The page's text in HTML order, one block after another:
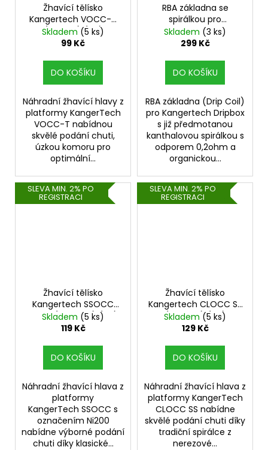
Žhavící tělísko
Kangertech VOCC-T
(1,8ohm) (1ks)
Skladem (5 ks)
99 Kč
DO KOŠÍKU
Náhradní žhavící hlavy z
platformy KangerTech
VOCC-T nabídnou
skvělé podání chuti,
úzkou komoru pro
optimální...
RBA základna se
spirálkou pro
Kangertech Dripbox
(0,2ohm) (3ks)
Skladem (3 ks)
299 Kč
DO KOŠÍKU
RBA základna (Drip Coil)
pro Kangertech Dripbox
s již předmotanou
kanthalovou spirálkou s
odporem 0,2ohm a
organickou...
SLEVA MIN. 2% PO
REGISTRACI
Žhavící tělísko
Kangertech SSOCC
Ni200 (0,15ohm) (1ks)
Skladem (5 ks)
119 Kč
DO KOŠÍKU
Náhradní žhavící hlava z
platformy
KangerTech SSOCC s
označením Ni200
nabídne výborné podání
chuti díky klasické...
SLEVA MIN. 2% PO
REGISTRACI
Žhavící tělísko
Kangertech CLOCC SS
(0,5ohm) (1ks)
Skladem (5 ks)
129 Kč
DO KOŠÍKU
Náhradní žhavící hlava z
platformy KangerTech
CLOCC SS nabídne
skvělé podání chuti díky
tradiční spirálce z
nerezové...